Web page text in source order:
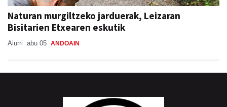
Naturan murgiltzeko jarduerak, Leizaran
Bisitarien Etxearen eskutik
Aiurri abu 05 ANDOAIN